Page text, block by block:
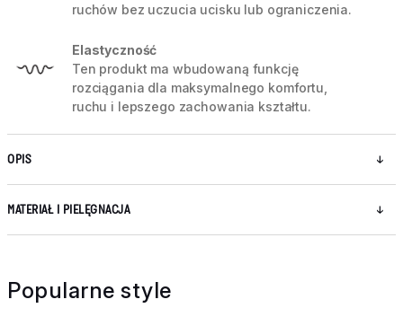
ruchów bez uczucia ucisku lub ograniczenia.
Elastyczność
Ten produkt ma wbudowaną funkcję
rozciągania dla maksymalnego komfortu,
ruchu i lepszego zachowania kształtu.
OPIS
MATERIAŁ I PIELĘGNACJA
Popularne style